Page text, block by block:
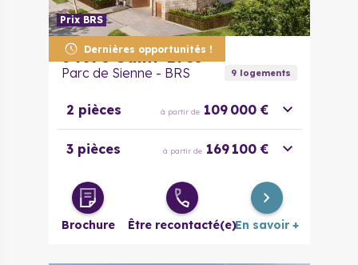
Dernières opportunités !
Prix BRS
34670 Saint-Brès
Parc de Sienne - BRS 9logements
2 pièces à partir de 109 000 €
3 pièces à partir de 169 100 €
Brochure Être recontacté(e)En savoir +